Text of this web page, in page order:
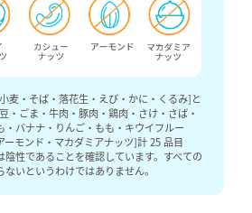
まで届きます
車内でも浴びる
グUV-A」は真
シワやたるみの